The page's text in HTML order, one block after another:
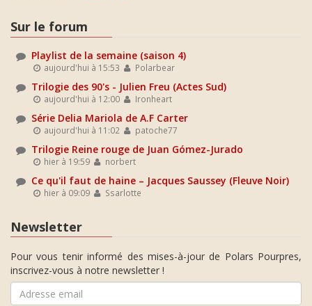
Sur le forum
Playlist de la semaine (saison 4)
aujourd'hui à 15:53 Polarbear
Trilogie des 90's - Julien Freu (Actes Sud)
aujourd'hui à 12:00 Ironheart
Série Delia Mariola de A.F Carter
aujourd'hui à 11:02 patoche77
Trilogie Reine rouge de Juan Gómez-Jurado
hier à 19:59 norbert
Ce qu'il faut de haine – Jacques Saussey (Fleuve Noir)
hier à 09:09 Ssarlotte
Newsletter
Pour vous tenir informé des mises-à-jour de Polars Pourpres,
inscrivez-vous à notre newsletter !